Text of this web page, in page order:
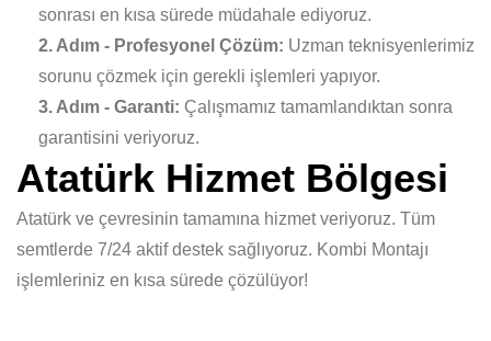
sonrası en kısa sürede müdahale ediyoruz.
2. Adım - Profesyonel Çözüm: Uzman teknisyenlerimiz
sorunu çözmek için gerekli işlemleri yapıyor.
3. Adım - Garanti: Çalışmamız tamamlandıktan sonra
garantisini veriyoruz.
Atatürk Hizmet Bölgesi
Atatürk ve çevresinin tamamına hizmet veriyoruz. Tüm
semtlerde 7/24 aktif destek sağlıyoruz. Kombi Montajı
işlemleriniz en kısa sürede çözülüyor!